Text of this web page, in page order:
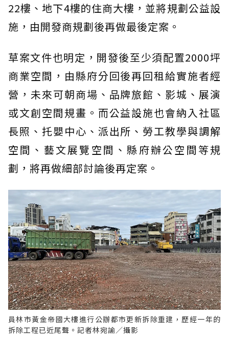
22樓、地下4樓的住商大樓，並將規劃公益設
施，由開發商規劃後再做最後定案。
草案文件也明定，開發後至少須配置2000坪
商業空間，由縣府分回後再回租給實施者經
營，未來可朝商場、品牌旅館、影城、展演
或文創空間規畫。而公益設施也會納入社區
長照、托嬰中心、派出所、勞工教學與調解
空間、藝文展覽空間、縣府辦公空間等規
劃，將再做細部討論後再定案。
員林市黃金帝國大樓進行公辦都市更新拆除重建，歷經一年的
拆除工程已近尾聲。記者林宛諭／攝影